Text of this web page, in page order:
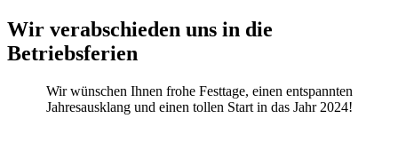
Wir verabschieden uns in die
Betriebsferien
Wir wünschen Ihnen frohe Festtage, einen entspannten
Jahresausklang und einen tollen Start in das Jahr 2024!